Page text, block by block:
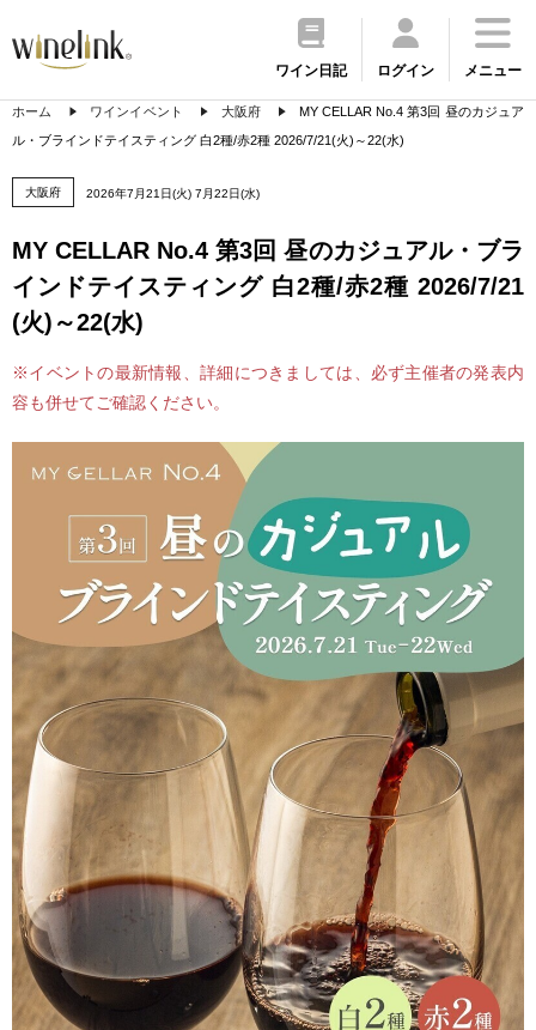
ワイン日記 ログイン メニュー
ホーム ワインイベント 大阪府
MY CELLAR No.4 第3回 昼のカジュア
ル・ブラインドテイスティング 白2種/赤2種 2026/7/21(火)～22(水)
大阪府 2026年7月21日(火) 7月22日(水)
MY CELLAR No.4 第3回 昼のカジュアル・ブラ
インドテイスティング 白2種/赤2種 2026/7/21
(火)～22(水)
※イベントの最新情報、詳細につきましては、必ず主催者の発表内
容も併せてご確認ください。